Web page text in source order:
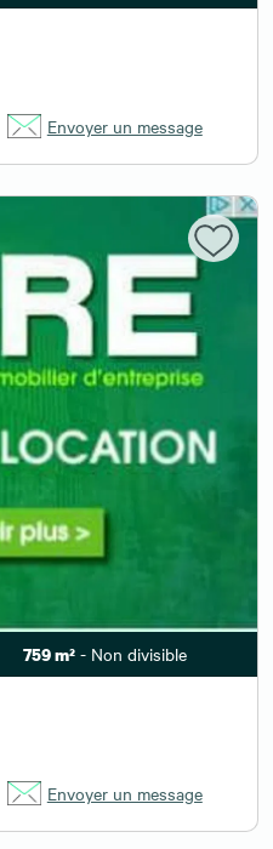
Envoyer un message
759 m² - Non divisible
Envoyer un message